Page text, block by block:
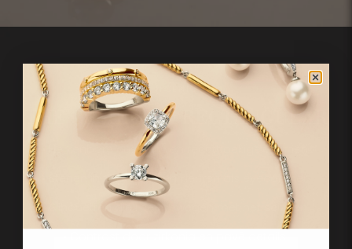
TI SENTO
THE CUSHION & RECTANGULAR
• Herkenbare cushion- en rechthoekige vormen
• Stenen in uitgesproken kleuren als eyecatcher
• Silhouetten die meebewegen met het seizoen